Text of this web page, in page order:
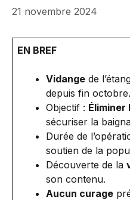
21 novembre 2024
EN BREF
Vidange de
depuis fin octobre.
Objectif :
sécuriser la
Durée de
soutien de la
Découverte de la
son contenu.
Aucun curage